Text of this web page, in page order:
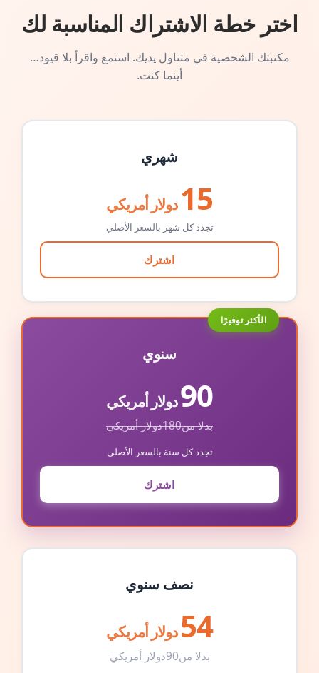
اختر خطة الاشتراك المناسبة لك
مكتبتك الشخصية في متناول يديك. استمع واقرأ بلا قيود…
أينما كنت.
شهري
15 دولار أمريكي
تجدد كل شهر بالسعر الأصلي
اشترك
الأكثر توفيرًا
سنوي
90دولار أمريكي
بدلا من180دولار أمريكي
تجدد كل سنة بالسعر الأصلي
اشترك
نصف سنوي
54 دولار أمريكي
بدلا من90دولار أمريكي